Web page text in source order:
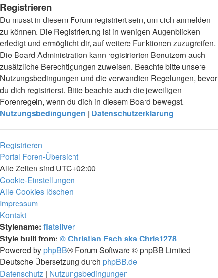
Registrieren
Du musst in diesem Forum registriert sein, um dich anmelden
zu können. Die Registrierung ist in wenigen Augenblicken
erledigt und ermöglicht dir, auf weitere Funktionen zuzugreifen.
Die Board-Administration kann registrierten Benutzern auch
zusätzliche Berechtigungen zuweisen. Beachte bitte unsere
Nutzungsbedingungen und die verwandten Regelungen, bevor
du dich registrierst. Bitte beachte auch die jeweiligen
Forenregeln, wenn du dich in diesem Board bewegst.
Nutzungsbedingungen | Datenschutzerklärung
Registrieren
Portal Foren-Übersicht
Alle Zeiten sind UTC+02:00
Cookie-Einstellungen
Alle Cookies löschen
Impressum
Kontakt
Stylename: flatsilver
Style built from: © Christian Esch aka Chris1278
Powered by phpBB® Forum Software © phpBB Limited
Deutsche Übersetzung durch phpBB.de
Datenschutz | Nutzungsbedingungen